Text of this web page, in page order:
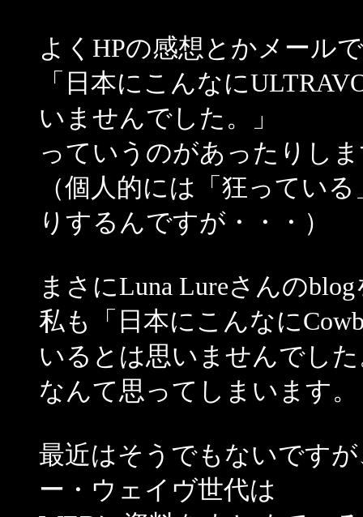
よくHPの感想とかメール
「日本にこんなに
いませんでした。」
っていうのがあったりし
（個人的には「狂ってい
りするんですが・・・）
まさにLuna Lureさんの
私も「日本にこんなに
いるとは思いませんでし
なんて思ってしまいます。
最近はそうでもないです
ー・ウェイヴ世代は